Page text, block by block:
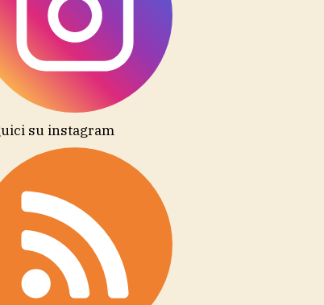
su instagram